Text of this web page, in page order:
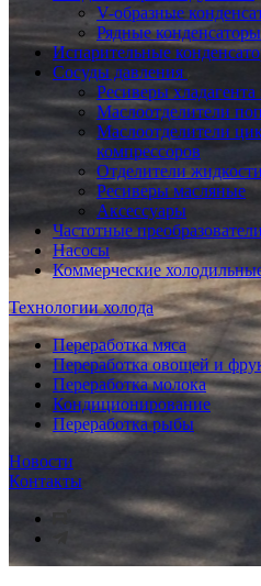
V-образные
Рядные конденсаторы
Испарительные
Сосуды давления
Ресиверы
Маслоотделители
Маслоотделители
компрессоров
Отделители
Ресиверы масляные
Аксессуары
Частотные преобразователи
Насосы
Коммерческие
Технологии холода
Переработка мяса
Переработка овощей и
Переработка молока
Кондиционирование
Переработка рыбы
Новости
Контакты